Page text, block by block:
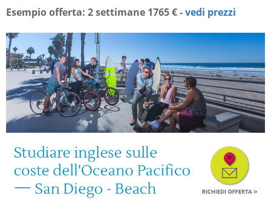
Esempio offerta: 2 settimane 1765 € -vedi prezzi